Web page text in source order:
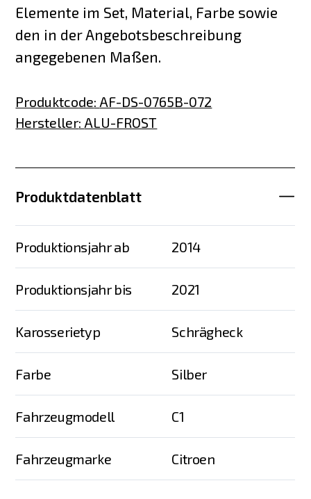
Elemente im Set, Material, Farbe sowie
den in der Angebotsbeschreibung
angegebenen Maßen.
Produktcode: AF-DS-0765B-072
Hersteller: ALU-FROST
Produktdatenblatt
Produktionsjahr ab 2014
Produktionsjahr bis 2021
Karosserietyp Schrägheck
Farbe Silber
Fahrzeugmodell C1
Fahrzeugmarke Citroen